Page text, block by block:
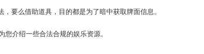
要么借助道具，目的都是为了暗中获取牌面信息。
您介绍一些合法合规的娱乐资源。